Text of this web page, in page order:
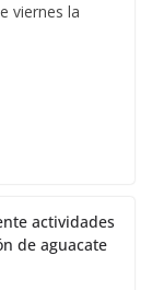
viernes la
actividades
de aguacate